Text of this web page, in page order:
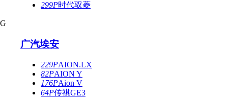
299P时代驭菱
G
广汽埃安
229PAION.LX
82PAION Y
176PAion V
64P传祺GE3